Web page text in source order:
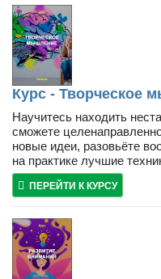
Курс - Творческое
Научитесь находить
сможете
новые идеи, разовьёте
на практике лучшие
ПЕРЕЙТИ К КУРСУ